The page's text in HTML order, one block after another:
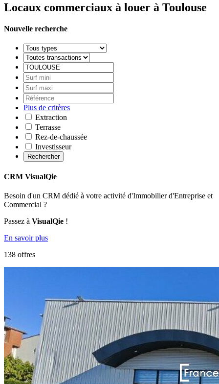
Locaux commerciaux à louer à Toulouse
Nouvelle recherche
Plus de critères
Extraction
Terrasse
Rez-de-chaussée
Investisseur
Rechercher
CRM VisualQie
Besoin d'un CRM dédié à votre activité d'Immobilier d'Entreprise et
Commercial ?
Passez à VisualQie !
En savoir plus
138 offres